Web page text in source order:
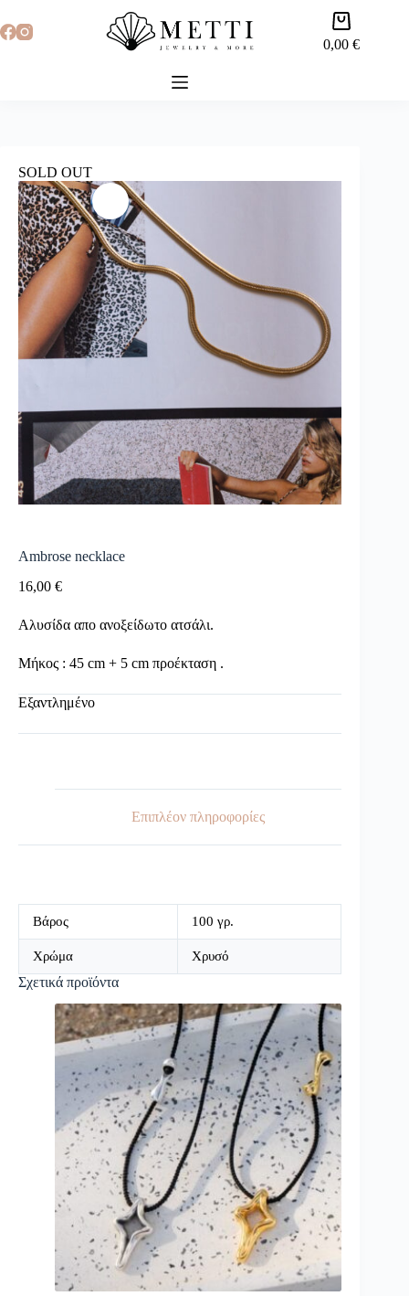
0,00€
SOLD OUT
Ambrose necklace
16,00 €
Αλυσίδα απο ανοξείδωτο ατσάλι.
Μήκος : 45 cm + 5 cm προέκταση .
Εξαντλημένο
Επιπλέον πληροφορίες
Βάρος 100 γρ.
Χρώμα Χρυσό
Σχετικά προϊόντα